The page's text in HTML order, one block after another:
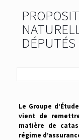
Le Groupe
vient de
matière de
régime